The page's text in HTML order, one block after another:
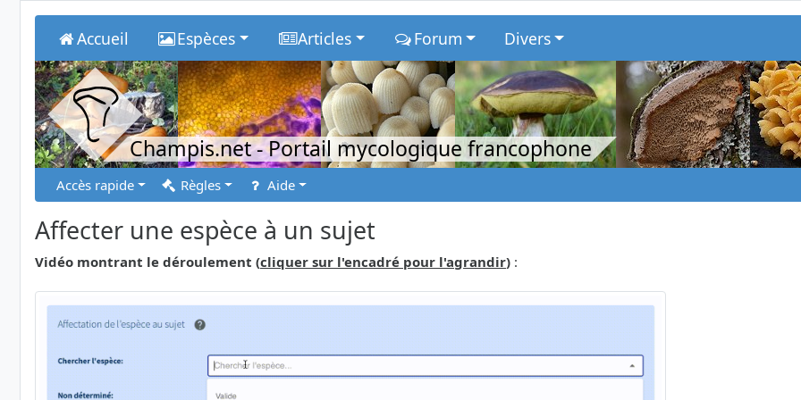
Accueil Espèces Articles Forum Divers
Champis.net- Portail mycologique francophone
Accès rapide Règles Aide
Affecter une espèce à un sujet
Vidéo montrant le déroulement (cliquer sur l'encadré pour l'agrandir) :